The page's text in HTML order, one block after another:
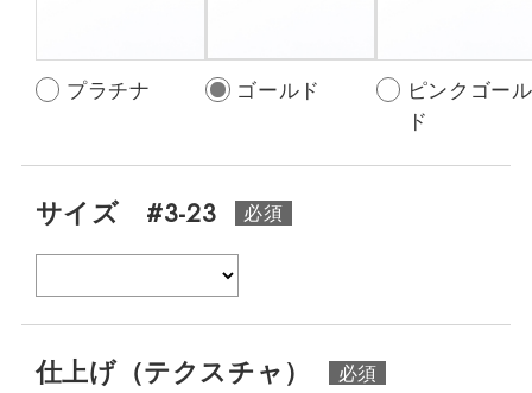
プラチナ ゴールド
ピンクゴール
ド
サイズ #3-23
仕上げ（テクスチャ）